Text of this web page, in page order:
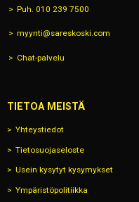
Puh. 010 239 7500
myynti@sareskoski.com
Chat-palvelu
TIETOA MEISTÄ
Yhteystiedot
Tietosuojaseloste
Usein kysytyt kysymykset
Ympäristöpolitiikka